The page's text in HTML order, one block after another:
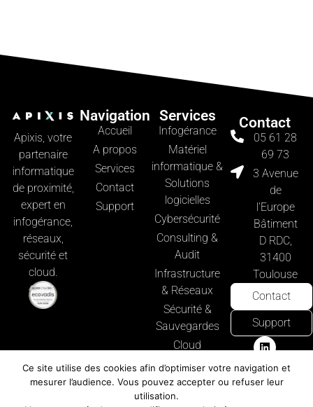
Apixis, votre
partenaire
informatique
de proximité,
expert en
infogérance,
réseaux,
sécurité et
cloud.
Navigation
Accueil
A propos
Services
Contact
Support
Services
Infogérance
Matériel
informatique &
Solutions
logicielles
Cybersécurité
Consulting &
Audit
Infrastructure
& Réseaux
Sécurité &
Sauvegardes
Cloud
Computing
Microsoft 365
& Solutions
Contact
05 61 28
69 73
3 Avenue
de
l'Europe
Bâtiment
D RDC,
31400
Toulouse
Contact
Support
Ce site utilise des cookies afin d’optimiser votre navigation et
mesurer l’audience. Vous pouvez accepter ou refuser leur
utilisation.